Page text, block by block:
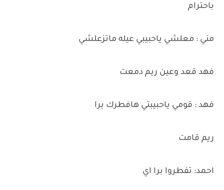
باحترام
مني : معلشي ياحبيبي عيله ماتزعلشي
فهد قعد وعين ريم دمعت
فهد : قومي ياحبيبتي هافطرك برا
ريم قامت
احمد: تفطروا برا اي